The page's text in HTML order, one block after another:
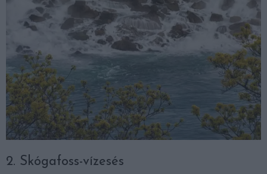
2. Skógafoss-vízesés